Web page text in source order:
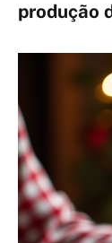
produção